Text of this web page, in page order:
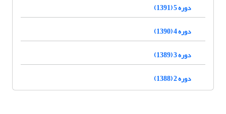
دوره 5 (1391)
دوره 4 (1390)
دوره 3 (1389)
دوره 2 (1388)